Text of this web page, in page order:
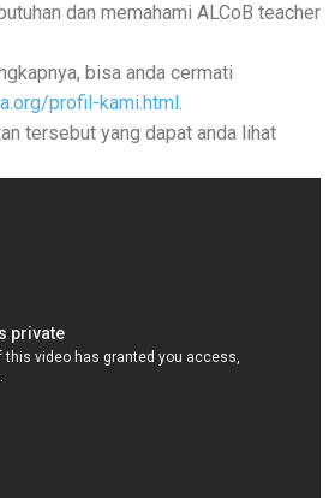
dan memahami ALCoB teacher
bisa anda cermati
profil-kami.html .
tersebut yang dapat anda lihat